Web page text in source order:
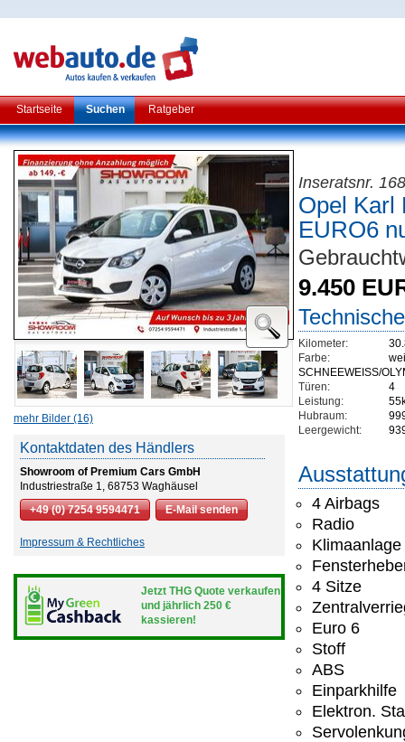
Startseite Suchen Ratgeber
mehr Bilder (16)
Kontaktdaten des Händlers
Showroom of Premium Cars GmbH
Industriestraße 1, 68753 Waghäusel
+49 (0) 7254 9594471
E-Mail senden
Impressum & Rechtliches
Jetzt THG Quote verkaufen
und jährlich 250 €
kassieren!
Inseratsnr. 168
Opel Karl
EURO6
9.450
Kilometer:
Farbe:
SCHNEEWEISS/
Türen:
4
Leistung:
Hubraum:
Leergewicht:
4 Airbags
Radio
Klimaanlage
4 Sitze
Euro 6
Stoff
ABS
Einparkhilfe
Elektron.